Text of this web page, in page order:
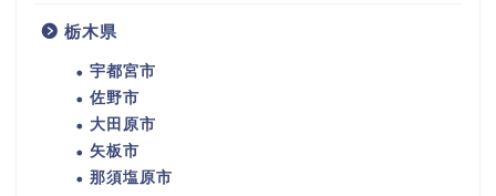
栃木県
宇都宮市
佐野市
大田原市
矢板市
那須塩原市